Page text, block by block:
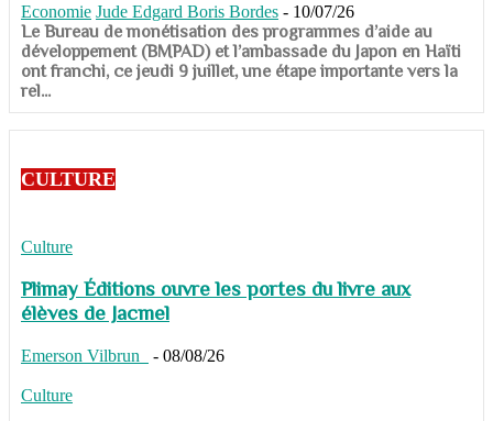
Economie Jude Edgard Boris Bordes - 10/07/26
​​​​​​​Le Bureau de monétisation des programmes d’aide au
développement (BMPAD) et l’ambassade du Japon en Haïti
ont franchi, ce jeudi 9 juillet, une étape importante vers la
rel...
CULTURE
Culture
Plimay Éditions ouvre les portes du livre aux
élèves de Jacmel
Emerson Vilbrun - 08/08/26
Culture